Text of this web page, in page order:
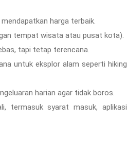
harga terbaik.
tempat wisata atau pusat kota).
tapi tetap terencana.
untuk eksplor alam seperti hiking
harian agar tidak boros.
termasuk syarat masuk, aplikasi